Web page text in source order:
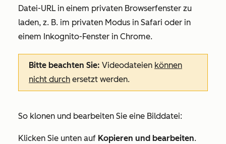
Datei-URL in einem privaten Browserfenster zu
laden, z. B. im privaten Modus in Safari oder in
einem Inkognito-Fenster in Chrome.
Bitte beachten Sie: Videodateien können
nicht durch ersetzt werden.
So klonen und bearbeiten Sie eine Bilddatei:
Klicken Sie unten auf Kopieren und bearbeiten.